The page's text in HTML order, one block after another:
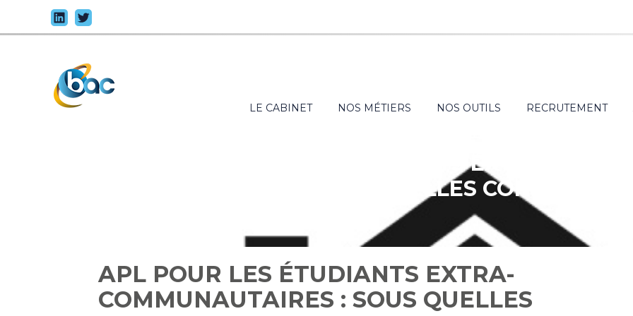
Principal
LE CABINET NOS MÉTIERS NOS OUTILS RECRUTEMENT
APL POUR LES ÉTUDIANTS EXTRA-
SOUS QUELLES CONDITIONS ?
APL POUR LES ÉTUDIANTS EXTRA-
COMMUNAUTAIRES : SOUS QUELLES